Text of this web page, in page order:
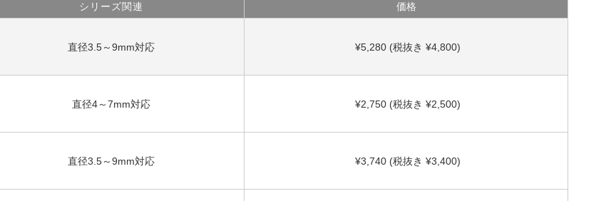
シリーズ関連 価格
直径3.5～9mm対応 ¥5,280 (税抜き ¥4,800)
直径4～7mm対応 ¥2,750 (税抜き ¥2,500)
直径3.5～9mm対応 ¥3,740 (税抜き ¥3,400)